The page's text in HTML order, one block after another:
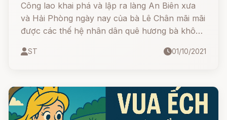
Công lao khai phá và lập ra làng An Biên xưa
và Hải Phòng ngày nay của bà Lê Chân mãi mãi
được các thế hệ nhân dân quê hương bà không
An Biên, thành phố Hải Phòng, vẫn còn có Đền
có công xây dựng và bảo vệ vùng biển Đông
Bắc của Tổ quốc.
ST 01/10/2021